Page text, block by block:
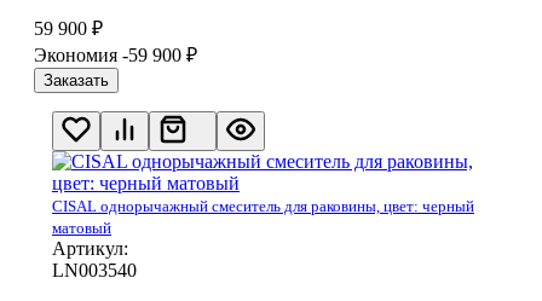
59 900 ₽
Экономия -59 900 ₽
Заказать
CISAL однорычажный смеситель для раковины, цвет: черный
матовый
Артикул:
LN003540